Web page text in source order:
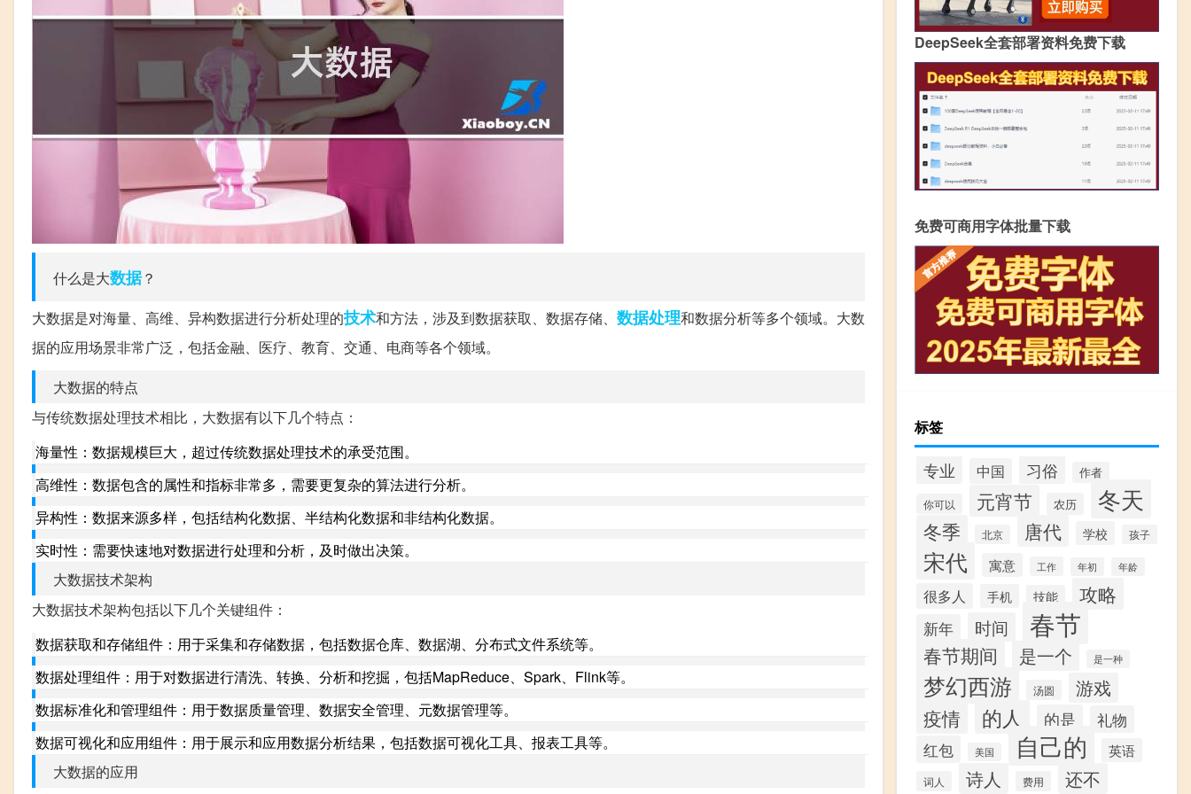
什么是大数据？
大数据是对海量、高维、异构数据进行分析处理的技术和方法，涉及到数据获取、数据存储、 数据处理和数据分析等多个领域。大数
据的应用场景非常广泛，包括金融、医疗、教育、交通、电商等各个领域。
大数据的特点
与传统数据处理技术相比，大数据有以下几个特点：
海量性：数据规模巨大，超过传统数据处理技术的承受范围。
高维性：数据包含的属性和指标非常多，需要更复杂的算法进行分析。
异构性：数据来源多样，包括结构化数据、半结构化数据和非结构化数据。
实时性：需要快速地对数据进行处理和分析，及时做出决策。
大数据技术架构
大数据技术架构包括以下几个关键组件：
数据获取和存储组件：用于采集和存储数据，包括数据仓库、数据湖、分布式文件系统等。
数据处理组件：用于对数据进行清洗、转换、分析和挖掘，包括MapReduce、Spark、Flink等。
数据标准化和管理组件：用于数据质量管理、数据安全管理、元数据管理等。
数据可视化和应用组件：用于展示和应用数据分析结果，包括数据可视化工具、报表工具等。
大数据的应用
DeepSeek全套部署资料免费下载
免费可商用字体批量下载
标签
专业 中国 习俗 作者
你可以 元宵节 农历 冬天
冬季 北京 唐代 学校 孩子
宋代 寓意 工作 年初 年龄
很多人 手机 技能 攻略
新年 时间 春节
春节期间 是一个 是一种
梦幻西游 汤圆 游戏
疫情 的人 的是
礼物
红包
美国 自己的 英语
词人 诗人 费用 还不